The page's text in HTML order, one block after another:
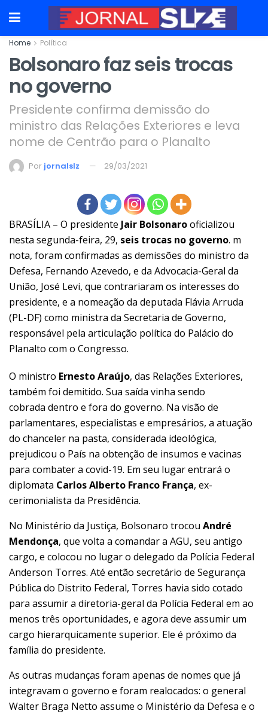
Home Política
Bolsonaro faz seis trocas
no governo
Presidente confirma demissão do
ministro das Relações Exteriores e leva
nome de Centrão para o Planalto
Por jornalslz 29/03/2021
BRASÍLIA – O presidente Jair Bolsonarooficializou
nesta segunda-feira, 29, seis trocas no governo. m
nota, foram confirmadas as demissões do ministro da
Defesa, Fernando Azevedo, e da Advocacia-Geral da
União, José Levi, que contrariaram os interesses do
presidente, e a nomeação da deputada Flávia Arruda
(PL-DF) como ministra da Secretaria de Governo,
responsável pela articulação política do Palácio do
Planalto com o Congresso.
O ministro Ernesto Araújo, das Relações Exteriores,
também foi demitido. Sua saída vinha sendo
cobrada dentro e fora do governo. Na visão de
parlamentares, especialistas e empresários, a atuação
do chanceler na pasta, considerada ideológica,
prejudicou o País na obtenção de insumos e vacinas
para combater a covid-19. Em seu lugar entrará o
diplomata Carlos Alberto Franco França, ex-
cerimonialista da Presidência.
No Ministério da Justiça, Bolsonaro trocou André
Mendonça, que volta a comandar a AGU, seu antigo
cargo, e colocou no lugar o delegado da Polícia Federal
Anderson Torres. Até então secretário de Segurança
Pública do Distrito Federal, Torres havia sido cotado
para assumir a diretoria-geral da Polícia Federal em ao
menos três oportunidades, e agora deve assumir um
cargo hierarquicamente superior. Ele é próximo da
família do presidente.
As outras mudanças foram apenas de nomes que já
integravam o governo e foram realocados: o general
Walter Braga Netto assume o Ministério da Defesa e o